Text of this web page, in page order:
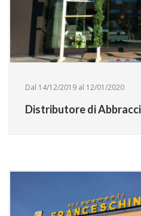
Dal 14/12/2019 al 12/01/2020
Distributore di Abbracci